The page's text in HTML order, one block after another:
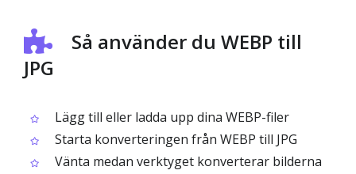
Så använder du WEBP till
JPG
Lägg till eller ladda upp dina WEBP-filer
Starta konverteringen från WEBP till JPG
Vänta medan verktyget konverterar bilderna